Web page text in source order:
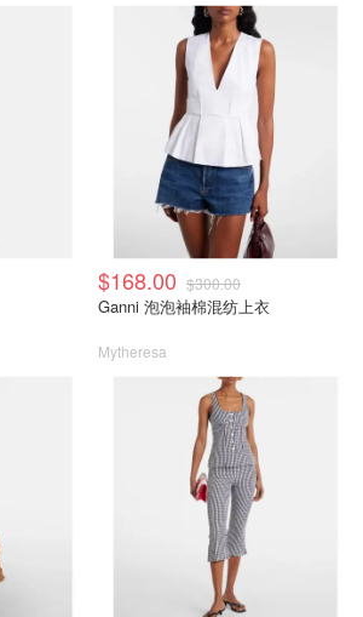
$168.00 $300.00
Ganni 泡泡袖棉混纺上衣
Mytheresa